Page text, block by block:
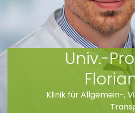
Univ.-
Klinik für Allgemein-,